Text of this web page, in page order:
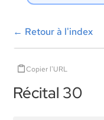
← Retour à l'index
Copier l'URL
Récital 30